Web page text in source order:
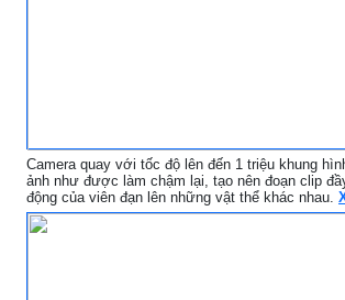
Camera quay với tốc độ lên đến 1 triệu khung
ảnh như được làm chậm lại, tạo nên đoạn clip
động của viên đạn lên những vật thể khác nhau.